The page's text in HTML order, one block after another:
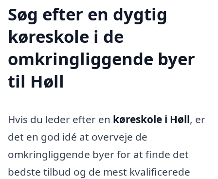
Søg efter en dygtig
køreskole i de
omkringliggende byer
til Høll
Hvis du leder efter en køreskole i Høll, er
det en god idé at overveje de
omkringliggende byer for at finde det
bedste tilbud og de mest kvalificerede